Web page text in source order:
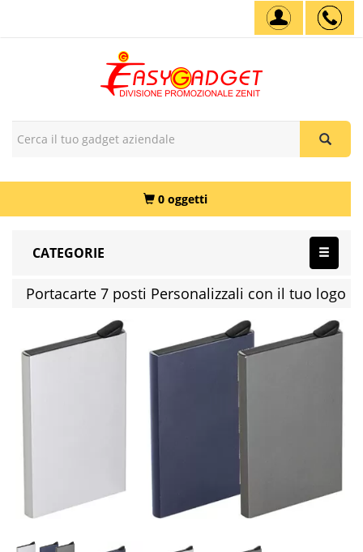
0 oggetti
CATEGORIE
Portacarte 7 posti Personalizzali con il tuo logo